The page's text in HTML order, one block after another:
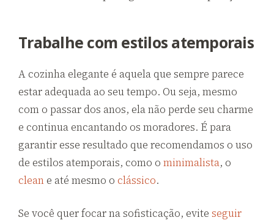
Trabalhe com estilos atemporais
A cozinha elegante é aquela que sempre parece
estar adequada ao seu tempo. Ou seja, mesmo
com o passar dos anos, ela não perde seu charme
e continua encantando os moradores. É para
garantir esse resultado que recomendamos o uso
de estilos atemporais, como o minimalista, o
cleane até mesmo o clássico.
Se você quer focar na sofisticação, evite seguir